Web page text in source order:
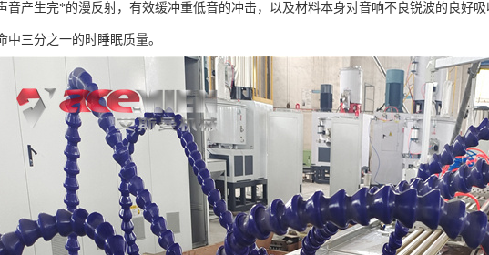
音产生完*的漫反射，有效缓冲重低音的冲击，以及材料本身对音响不良锐波的良好
中三分之一的时睡眠质量。